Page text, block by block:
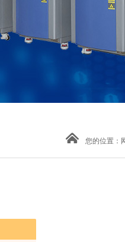
您的位置：